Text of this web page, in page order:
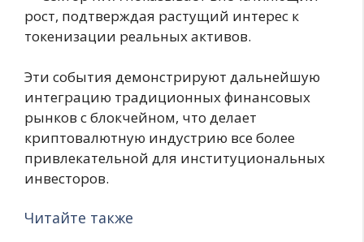
рост, подтверждая растущий интерес к
токенизации реальных активов.
Эти события демонстрируют дальнейшую
интеграцию традиционных финансовых
рынков с блокчейном, что делает
криптовалютную индустрию все более
привлекательной для институциональных
инвесторов.
Читайте также